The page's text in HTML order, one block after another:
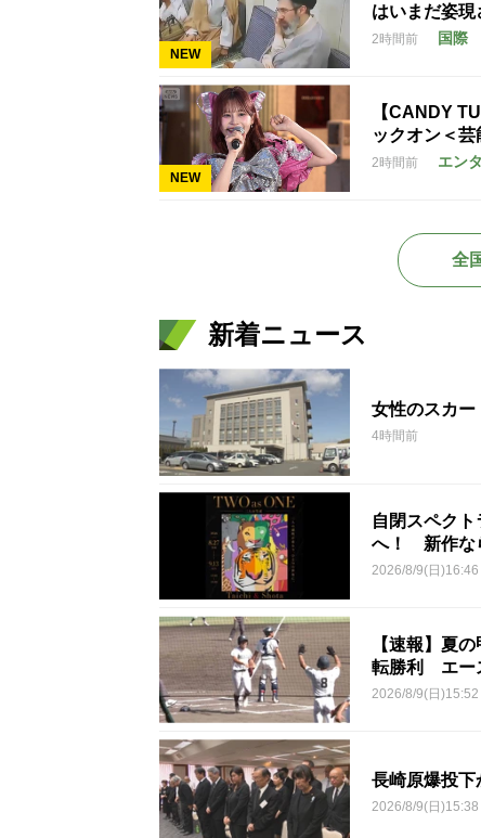
NEW
はいまだ姿
2時間前 国際
NEW
【CANDY
ックオン＜芸
2時間前 エン
全
新着ニュース
女性のスカ
4時間前
自閉スペク
へ！ 新作な
2026/8/9(日)16:46
【速報】夏
転勝利 エー
2026/8/9(日)15:52
長崎原爆投
2026/8/9(日)15:38